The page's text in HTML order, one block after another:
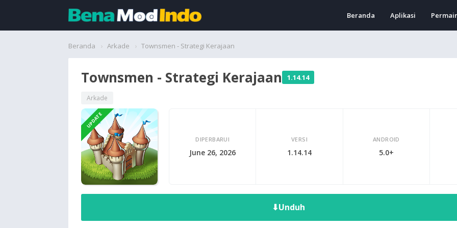
Beranda Aplikasi
Beranda Arkade Townsmen - Strategi Kerajaan
Townsmen - Strategi Kerajaan 1.14.14
Arkade
UPDATE
DIPERBARUI
June 26, 2026
VERSI
1.14.14
ANDROID
5.0+
⬇Unduh